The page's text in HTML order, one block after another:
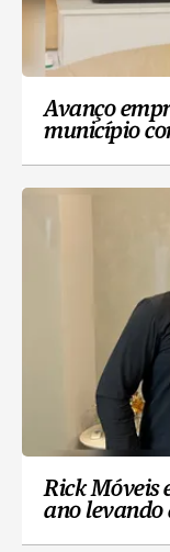
Avanço
município
Rick Móveis
ano levando